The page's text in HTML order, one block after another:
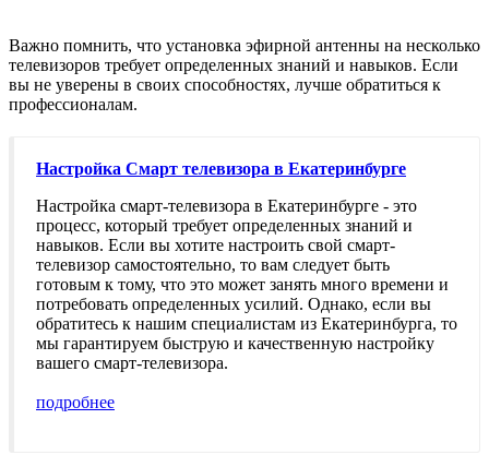
Важно помнить, что установка эфирной антенны на несколько
телевизоров требует определенных знаний и навыков. Если
вы не уверены в своих способностях, лучше обратиться к
профессионалам.
Настройка Смарт телевизора в Екатеринбурге
Настройка смарт-телевизора в Екатеринбурге - это
процесс, который требует определенных знаний и
навыков. Если вы хотите настроить свой смарт-
телевизор самостоятельно, то вам следует быть
готовым к тому, что это может занять много времени и
потребовать определенных усилий. Однако, если вы
обратитесь к нашим специалистам из Екатеринбурга, то
мы гарантируем быструю и качественную настройку
вашего смарт-телевизора.
подробнее